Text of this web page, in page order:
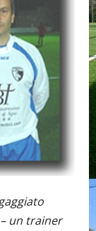
un trainer